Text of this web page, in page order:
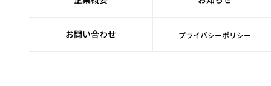
お問い合わせ プライバシーポリシー